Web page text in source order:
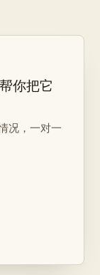
你把它
况，一对一